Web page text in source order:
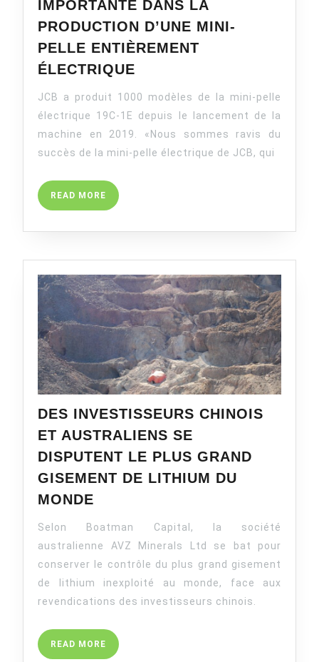
IMPORTANTE DANS LA
PRODUCTION D’UNE MINI-
PELLE ENTIÈREMENT
ÉLECTRIQUE
UNE
ÉTAPE
IMPORTANTE
DANS
PELLE
JCB a produit 1000 modèles de la mini-pelle
électrique 19C-1E depuis le lancement de la
machine en 2019. «Nous sommes ravis du
succès de la mini-pelle électrique de JCB, qui
READ MORE READ
MORE
DES INVESTISSEURS CHINOIS
ET AUSTRALIENS SE
DISPUTENT LE PLUS GRAND
GISEMENT DE LITHIUM DU
MONDE
CHINOIS
ET
AUSTRALIENS
SE
DISPUTENT
PLUS
GRAND
Selon Boatman Capital, la société
australienne AVZ Minerals Ltd se bat pour
conserver le contrôle du plus grand gisement
de lithium inexploité au monde, face aux
revendications des investisseurs chinois.
READ MORE READ
MORE